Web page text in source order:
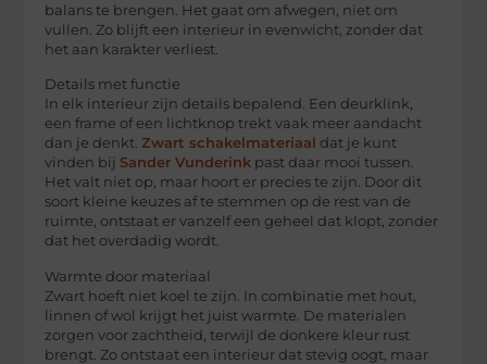
balans te brengen. Het gaat om afwegen, niet om
vullen. Zo blijft een interieur in evenwicht, zonder dat
het aan karakter verliest.
Details met functie
In elk interieur zijn details bepalend. Een deurklink,
een frame of een lichtknop trekt vaak meer aandacht
dan je denkt.Zwart schakelmateriaal dat je kunt
vinden bij Sander Vunderink past daar mooi tussen.
Het valt niet op, maar hoort er precies te zijn. Door dit
soort kleine keuzes af te stemmen op de rest van de
ruimte, ontstaat er vanzelf een geheel dat klopt, zonder
dat het overdadig wordt.
Warmte door materiaal
Zwart hoeft niet koel te zijn. In combinatie met hout,
linnen of wol krijgt het juist warmte. De materialen
zorgen voor zachtheid, terwijl de donkere kleur rust
brengt. Zo ontstaat een interieur dat stevig oogt, maar